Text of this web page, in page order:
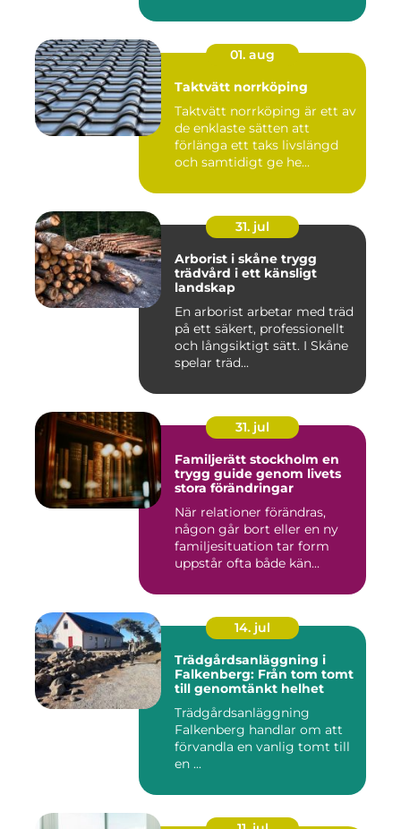
01. aug
Taktvätt norrköping
Taktvätt norrköping är ett av
de enklaste sätten att
förlänga ett taks livslängd
och samtidigt ge he...
31. jul
Arborist i skåne trygg
trädvård i ett känsligt
landskap
En arborist arbetar med träd
på ett säkert, professionellt
och långsiktigt sätt. I Skåne
spelar träd...
31. jul
Familjerätt stockholm en
trygg guide genom livets
stora förändringar
När relationer förändras,
någon går bort eller en ny
familjesituation tar form
uppstår ofta både kän...
14. jul
Trädgårdsanläggning i
Falkenberg: Från tom tomt
till genomtänkt helhet
Trädgårdsanläggning
Falkenberg handlar om att
förvandla en vanlig tomt till
en ...